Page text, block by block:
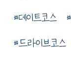
데이트코스
드라이브코스